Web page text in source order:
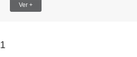
Ver +
1